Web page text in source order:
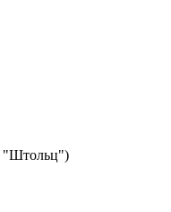
"Штольц")